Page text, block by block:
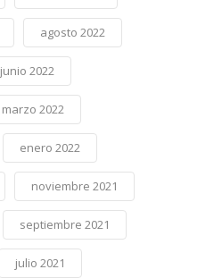
agosto 2022
junio 2022
marzo 2022
enero 2022
noviembre 2021
septiembre 2021
julio 2021